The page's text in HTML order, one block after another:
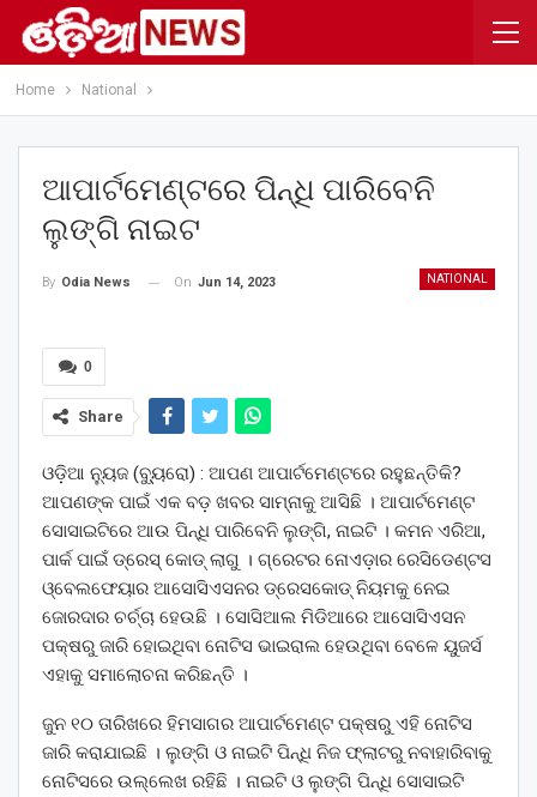
Home National
ଆପାର୍ଟମେଣ୍ଟରେ ପିନ୍ଧି ପାରିବେନି
ଲୁଙ୍ଗି ନାଇଟ
NATIONAL
By Odia News On Jun 14, 2023
0
Share
ଓଡ଼ିଆ ନ୍ୟୁଜ (ବ୍ୟୁ୍ରୋ) : ଆପଣ ଆପାର୍ଟମେଣ୍ଟରେ ରହୁଛନ୍ତିକି?
ଆପଣଙ୍କ ପାଇଁ ଏକ ବଡ଼ ଖବର ସାମ୍ନାକୁ ଆସିଛି । ଆପାର୍ଟମେଣ୍ଟ
ସୋସାଇଟିରେ ଆଉ ପିନ୍ଧି ପାରିବେନି ଲୁଙ୍ଗି, ନାଇଟି । କମନ ଏରିଆ,
ପାର୍କ ପାଇଁ ଡ୍ରେସ୍ କୋଡ୍ ଲାଗୁ । ଗ୍ରେଟର ନୋଏଡ଼ାର ରେସିଡେଣ୍ଟସ
ଓ୍ବେଲଫେୟାର ଆସୋସିଏସନର ଡ୍ରେସକୋଡ୍ ନିୟମକୁ ନେଇ
ଜୋରଦାର ଚର୍ଚ୍ଚା ହେଉଛି । ସୋସିଆଲ ମିଡିଆରେ ଆସୋସିଏସନ
ପକ୍ଷରୁ ଜାରି ହୋଇଥିବା ନୋଟିସ ଭାଇରାଲ ହେଉଥିବା ବେଳେ ୟୁଜର୍ସ
ଏହାକୁ ସମାଲୋଚନା କରିଛନ୍ତି ।
ଜୁନ ୧୦ ତାରିଖରେ ହିମସାଗର ଆପାର୍ଟମେଣ୍ଟ ପକ୍ଷରୁ ଏହି ନୋଟିସ
ଜାରି କରାଯାଇଛି । ଲୁଙ୍ଗି ଓ ନାଇଟି ପିନ୍ଧି ନିଜ ଫ୍ଲାଟରୁ ନବାହାରିବାକୁ
ନୋଟିସରେ ଉଲ୍ଲେଖ ରହିଛି । ନାଇଟି ଓ ଲୁଙ୍ଗି ପିନ୍ଧି ସୋସାଇଟି